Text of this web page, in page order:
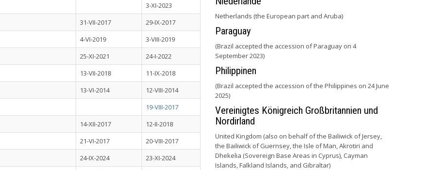
3-XI-2023
31-VII-2017
29-IX-2017
4-VI-2019
3-VIII-2019
25-XI-2021
24-I-2022
13-VII-2018
11-IX-2018
13-VI-2014
12-VIII-2014
19-VIII-2017
14-XII-2017
12-II-2018
21-VI-2017
20-VIII-2017
24-IX-2024
23-XI-2024
Netherlands (the European part and Aruba)
Paraguay
(Brazil accepted the accession of Paraguay on 4
September 2023)
Philippinen
(Brazil accepted the accession of the Philippines on 24 June
2025)
Vereinigtes Königreich Großbritannien und
Nordirland
United Kingdom (also on behalf of the Bailiwick of Jersey,
the Bailiwick of Guernsey, the Isle of Man, Akrotiri and
Dhekelia (Sovereign Base Areas in Cyprus), Cayman
Islands, Falkland Islands, and Gibraltar)